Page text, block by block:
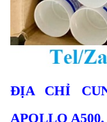
ĐỊA CHỈ
APOLLO A500,